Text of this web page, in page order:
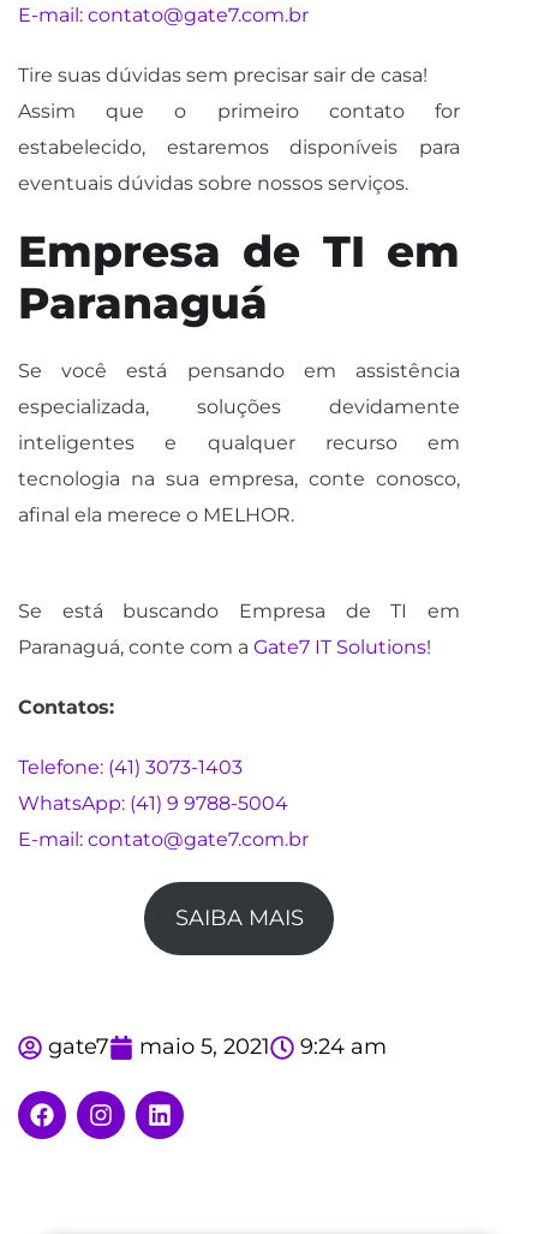
E-mail: contato@gate7.com.br
Tire suas dúvidas sem precisar sair de casa!
Assim que o primeiro contato for
estabelecido, estaremos disponíveis para
eventuais dúvidas sobre nossos serviços.
Empresa de TI em
Paranaguá
Se você está pensando em assistência
especializada, soluções devidamente
inteligentes e qualquer recurso em
tecnologia na sua empresa, conte conosco,
afinal ela merece o MELHOR.
Se está buscando Empresa de TI em
Paranaguá, conte com a Gate7 IT Solutions!
Contatos:
Telefone: (41) 3073-1403
WhatsApp: (41) 9 9788-5004
E-mail: contato@gate7.com.br
SAIBA MAIS
gate7 maio 5, 2021 9:24 am